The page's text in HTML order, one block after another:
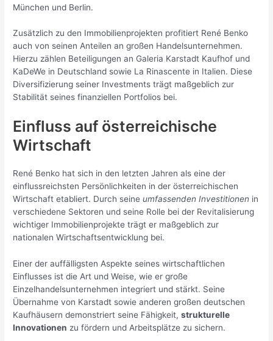
München und Berlin.
Zusätzlich zu den Immobilienprojekten profitiert René Benko
auch von seinen Anteilen an großen Handelsunternehmen.
Hierzu zählen Beteiligungen an Galeria Karstadt Kaufhof und
KaDeWe in Deutschland sowie La Rinascente in Italien. Diese
Diversifizierung seiner Investments trägt maßgeblich zur
Stabilität seines finanziellen Portfolios bei.
Einfluss auf österreichische
Wirtschaft
René Benko hat sich in den letzten Jahren als eine der
einflussreichsten Persönlichkeiten in der österreichischen
Wirtschaft etabliert. Durch seineumfassenden Investitionen in
verschiedene Sektoren und seine Rolle bei der Revitalisierung
wichtiger Immobilienprojekte trägt er maßgeblich zur
nationalen Wirtschaftsentwicklung bei.
Einer der auffälligsten Aspekte seines wirtschaftlichen
Einflusses ist die Art und Weise, wie er große
Einzelhandelsunternehmen integriert und stärkt. Seine
Übernahme von Karstadt sowie anderen großen deutschen
Kaufhäusern demonstriert seine Fähigkeit,strukturelle
Innovationen zu fördern und Arbeitsplätze zu sichern.